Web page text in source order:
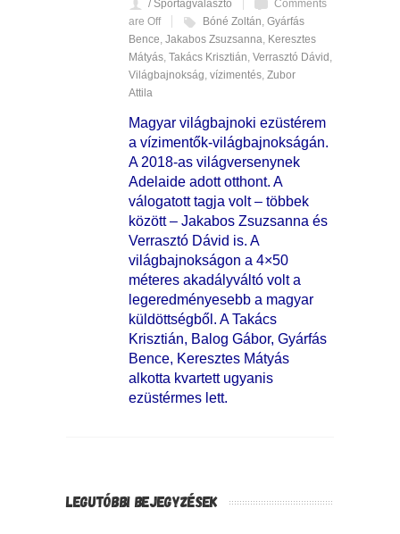
/ Sportágválasztó
Comments
are Off
Bóné Zoltán Gyárfás
Bence Jakabos Zsuzsanna Keresztes
Mátyás Takács Krisztián Verrasztó Dávid
Világbajnokság vízimentés Zubor
Attila
Magyar világbajnoki ezüstérem
a vízimentők-világbajnokságán.
A 2018-as világversenynek
Adelaide adott otthont. A
válogatott tagja volt – többek
között – Jakabos Zsuzsanna és
Verrasztó Dávid is. A
világbajnokságon a 4×50
méteres akadályváltó volt a
legeredményesebb a magyar
küldöttségből. A Takács
Krisztián, Balog Gábor, Gyárfás
Bence, Keresztes Mátyás
alkotta kvartett ugyanis
ezüstérmes lett.
LEGUTÓBBI BEJEGYZÉSEK